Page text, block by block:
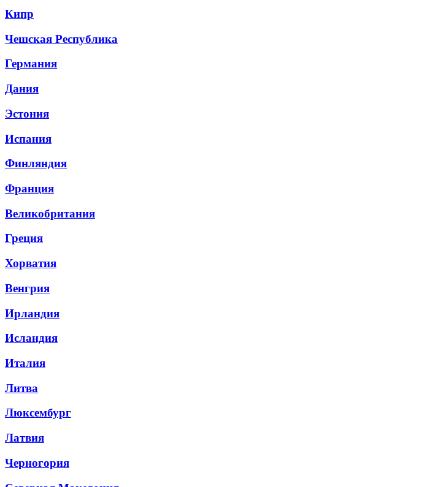
Кипр
Чешская Республика
Германия
Дания
Эстония
Испания
Финляндия
Франция
Великобритания
Греция
Хорватия
Венгрия
Ирландия
Исландия
Италия
Литва
Люксембург
Латвия
Черногория